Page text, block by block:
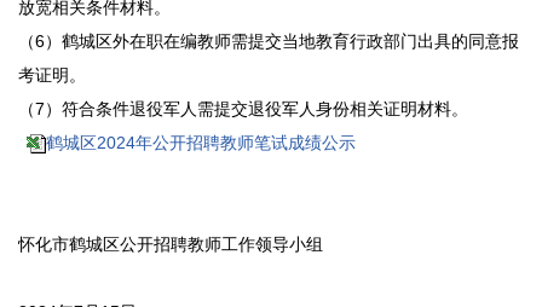
放宽相关条件材料。
（6）鹤城区外在职在编教师需提交当地教育行政部门出具的同意报
考证明。
（7）符合条件退役军人需提交退役军人身份相关证明材料。
鹤城区2024年公开招聘教师笔试成绩公示
怀化市鹤城区公开招聘教师工作领导小组